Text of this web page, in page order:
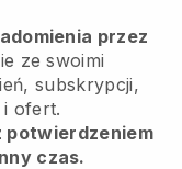
przez
ze swoimi
subskrypcji,
ofert.
potwierdzeniem
czas.